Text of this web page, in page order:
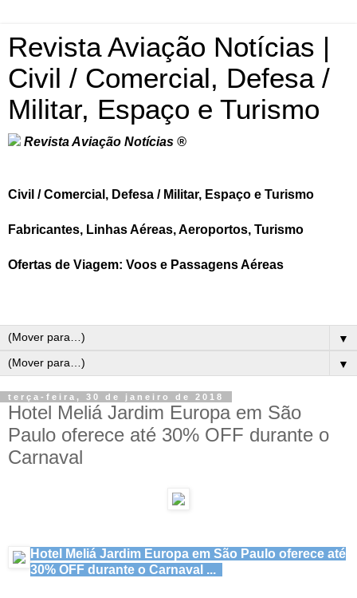
Revista Aviação Notícias |
Civil / Comercial, Defesa /
Militar, Espaço e Turismo
Revista Aviação Notícias ®
Civil / Comercial, Defesa / Militar, Espaço e Turismo
Fabricantes, Linhas Aéreas, Aeroportos, Turismo
Ofertas de Viagem: Voos e Passagens Aéreas
▼
▼
terça-feira, 30 de janeiro de 2018
Hotel Meliá Jardim Europa em São
Paulo oferece até 30% OFF durante o
Carnaval
Hotel Meliá Jardim Europa em São Paulo oferece até
30% OFF durante o Carnaval ...